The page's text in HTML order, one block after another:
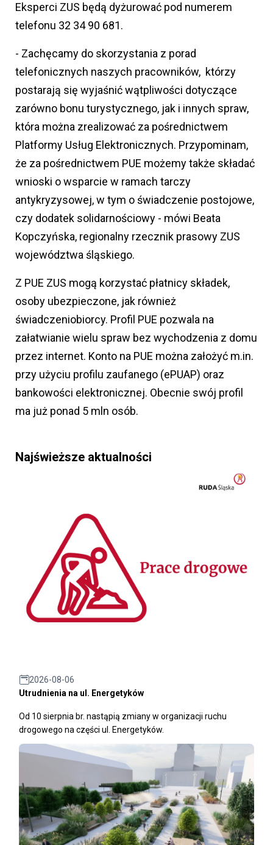
Eksperci ZUS będą dyżurować pod numerem
telefonu 32 34 90 681.
- Zachęcamy do skorzystania z porad
telefonicznych naszych pracowników, którzy
postarają się wyjaśnić wątpliwości dotyczące
zarówno bonu turystycznego, jak i innych spraw,
która można zrealizować za pośrednictwem
Platformy Usług Elektronicznych. Przypominam,
że za pośrednictwem PUE możemy także składać
wnioski o wsparcie w ramach tarczy
antykryzysowej, w tym o świadczenie postojowe,
czy dodatek solidarnościowy - mówi Beata
Kopczyńska, regionalny rzecznik prasowy ZUS
województwa śląskiego.
Z PUE ZUS mogą korzystać płatnicy składek,
osoby ubezpieczone, jak również
świadczeniobiorcy. Profil PUE pozwala na
załatwianie wielu spraw bez wychodzenia z domu
przez internet. Konto na PUE można założyć m.in.
przy użyciu profilu zaufanego (ePUAP) oraz
bankowości elektronicznej. Obecnie swój profil
ma już ponad 5 mln osób.
Najświeższe aktualności
2026-08-06
Utrudnienia na ul. Energetyków
Od 10 sierpnia br. nastąpią zmiany w organizacji ruchu
drogowego na części ul. Energetyków.